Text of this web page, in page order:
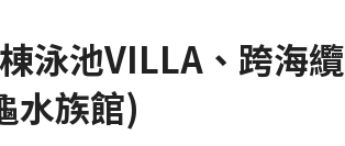
泳池VILLA、跨海纜
水族館)